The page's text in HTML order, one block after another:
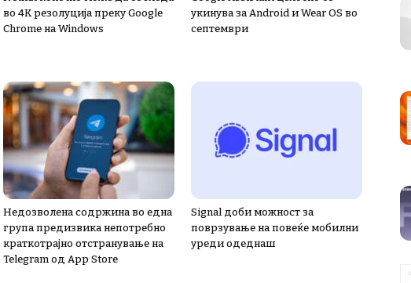
во 4K резолуција преку Google
Chrome на Windows
укинува за Android и Wear OS во
септември
Недозволена содржина во една
група предизвика непотребно
краткотрајно отстранување на
Telegram од App Store
Signal доби можност за
поврзување на повеќе мобилни
уреди одеднаш